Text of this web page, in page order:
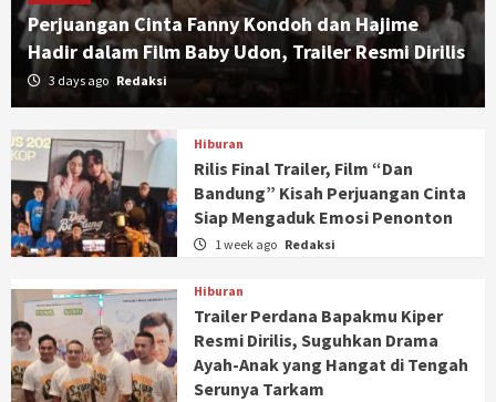
Perjuangan Cinta Fanny Kondoh dan Hajime
Hadir dalam Film Baby Udon, Trailer Resmi Dirilis
3 days ago Redaksi
Hiburan
Rilis Final Trailer, Film “Dan
Bandung” Kisah Perjuangan Cinta
Siap Mengaduk Emosi Penonton
1 week ago Redaksi
Hiburan
Trailer Perdana Bapakmu Kiper
Resmi Dirilis, Suguhkan Drama
Ayah-Anak yang Hangat di Tengah
Serunya Tarkam